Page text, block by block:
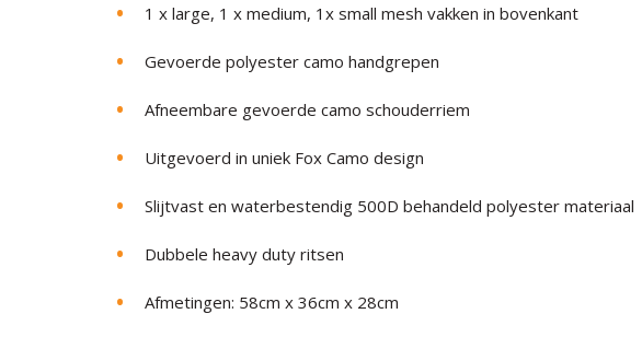
1 x large, 1 x medium, 1x small mesh vakken in bovenkant
Gevoerde polyester camo handgrepen
Afneembare gevoerde camo schouderriem
Uitgevoerd in uniek Fox Camo design
Slijtvast en waterbestendig 500D behandeld polyester materiaal
Dubbele heavy duty ritsen
Afmetingen: 58cm x 36cm x 28cm